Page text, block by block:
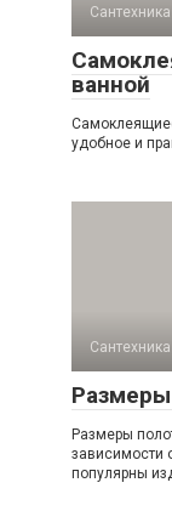
Сантехника
ванной
удобное и
Сантехника
Размеры
зависимости
популярны